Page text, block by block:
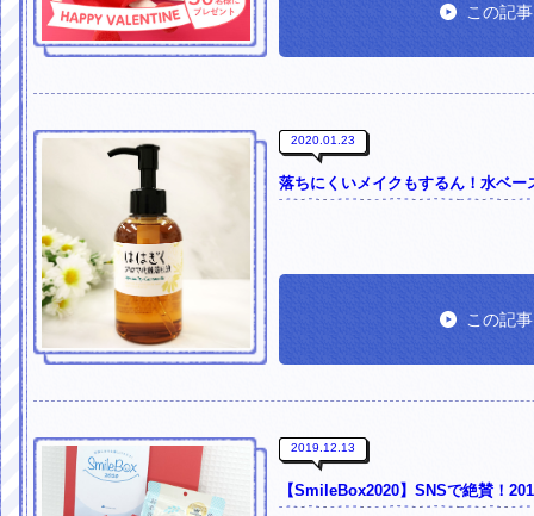
この記
2020.01.23
落ちにくいメイクもするん！水ベ
この記
2019.12.13
【SmileBox2020】SNSで絶賛！